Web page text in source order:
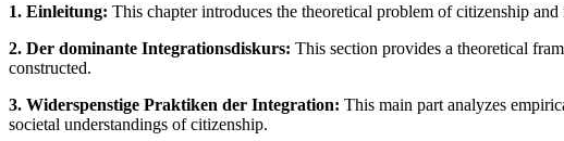
1. Einleitung: This chapter introduces the theoretical problem of citizenship
2. Der dominante Integrationsdiskurs: This section provides a theoretical
constructed.
3. Widerspenstige Praktiken der Integration: This main part analyzes
societal understandings of citizenship.